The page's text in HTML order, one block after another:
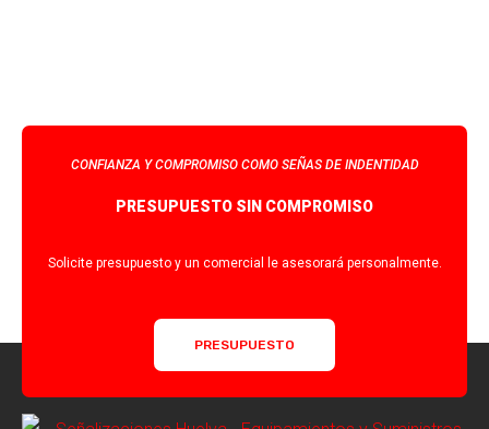
CONFIANZA Y COMPROMISO COMO SEÑAS DE INDENTIDAD
PRESUPUESTO SIN COMPROMISO
Solicite presupuesto y un comercial le asesorará personalmente.
PRESUPUESTO